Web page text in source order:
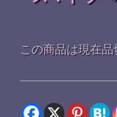
この商品は現在